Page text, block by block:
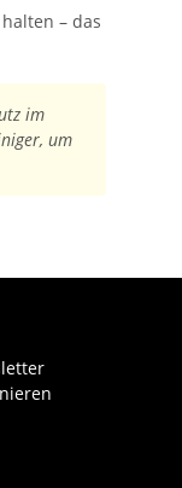
– das
im
um